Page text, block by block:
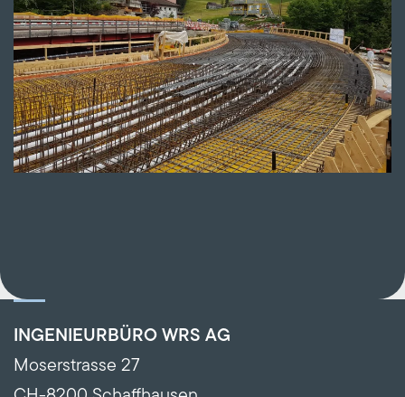
INGENIEURBÜRO WRS AG
Moserstrasse 27